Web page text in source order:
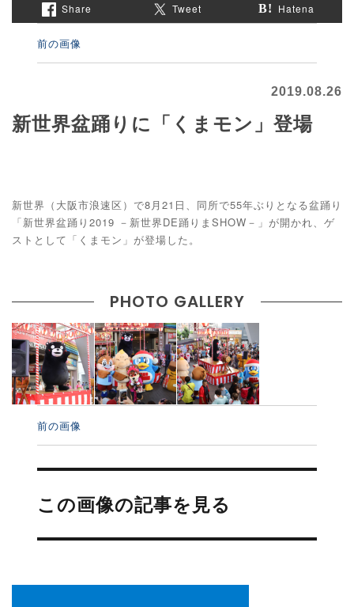
Share Tweet Hatena
前の画像
2019.08.26
新世界盆踊りに「くまモン」登場
新世界（大阪市浪速区）で8月21日、同所で55年ぶりとなる盆踊り
「新世界盆踊り2019 －新世界DE踊りまSHOW－」が開かれ、ゲ
ストとして「くまモン」が登場した。
PHOTO GALLERY
前の画像
投
ナ
ビ
ー
この画像の記事を見る